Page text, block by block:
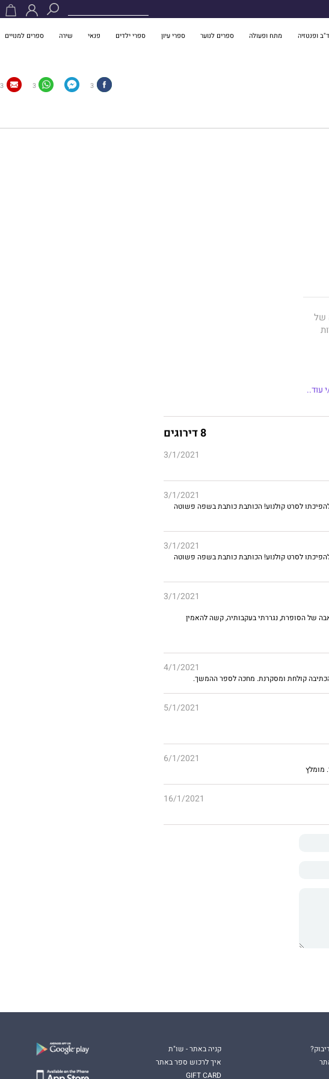
ופנטזיה מתח ופעולה ספרים לנוער ספרי עיון ספרי ילדים פנאי שירה ספרים למנויים
3
3
3
של
עוד..
8 דירוגים
3/1/2021
3/1/2021
לסרט קולנוע! הכותבת כותבת בשפה פשוטה
3/1/2021
לסרט קולנוע! הכותבת כותבת בשפה פשוטה
3/1/2021
של הסופרת, נגררתי בעקבותיה, קשה להאמין
4/1/2021
קולחת ומסקרנת. מחכה לספר ההמשך.
5/1/2021
6/1/2021
מומלץ
16/1/2021
קניה באתר - שו"ת
איך לרכוש ספר באתר
GIFT CARD